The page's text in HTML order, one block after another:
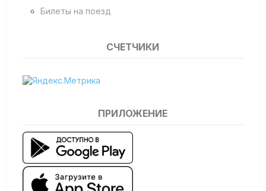
Билеты на поезд
СЧЕТЧИКИ
ПРИЛОЖЕНИЕ